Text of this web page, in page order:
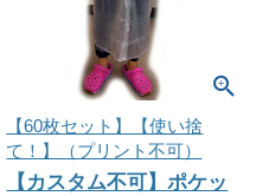
【60枚セット】【使い捨
て！】（プリント不可）
【カスタム不可】ポケッ